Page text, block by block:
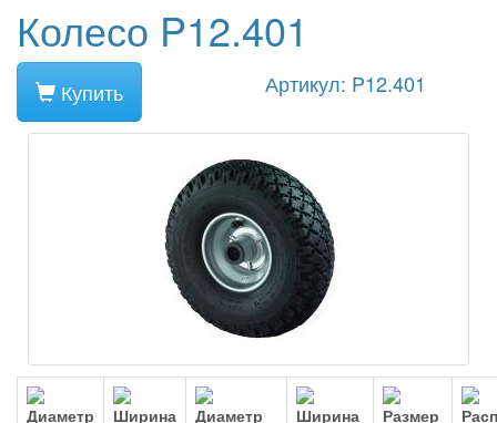
Колесо P12.401
Купить Артикул: P12.401